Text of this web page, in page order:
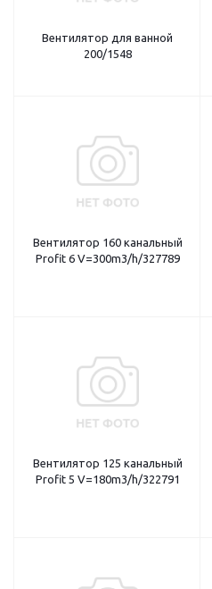
Вентилятор для ванной
200/1548
Вентилятор 160 канальный
Profit 6 V=300m3/h/327789
Вентилятор 125 канальный
Profit 5 V=180m3/h/322791